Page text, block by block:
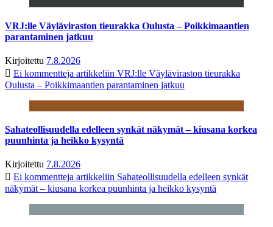
VRJ:lle Väyläviraston tieurakka Oulusta – Poikkimaantien
parantaminen jatkuu
Kirjoitettu 7.8.2026
Ei kommentteja artikkeliin VRJ:lle Väyläviraston tieurakka
Oulusta – Poikkimaantien parantaminen jatkuu
Sahateollisuudella edelleen synkät näkymät – kiusana korkea
puunhinta ja heikko kysyntä
Kirjoitettu 7.8.2026
Ei kommentteja artikkeliin Sahateollisuudella edelleen synkät
näkymät – kiusana korkea puunhinta ja heikko kysyntä